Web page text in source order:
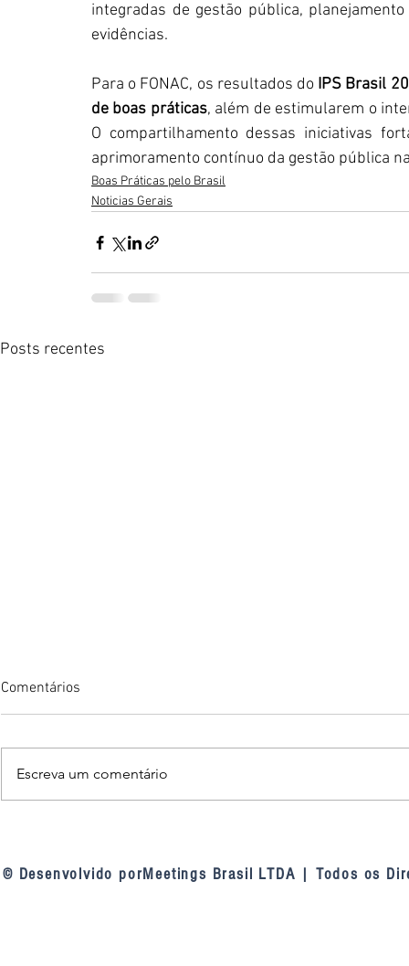
integradas de gestão pública,
evidências.
Para o FONAC, os resultados do IPS Brasil
de boas práticas, além de estimularem o
O compartilhamento dessas iniciativas
aprimoramento contínuo da gestão pública
Boas Práticas pelo Brasil
Noticias Gerais
Posts recentes
mudança de entendimento do
tribunal sobre as linhas de
Comentários
Escreva um comentário
© Desenvolvido porMeetings Brasil LTDA | Todos os